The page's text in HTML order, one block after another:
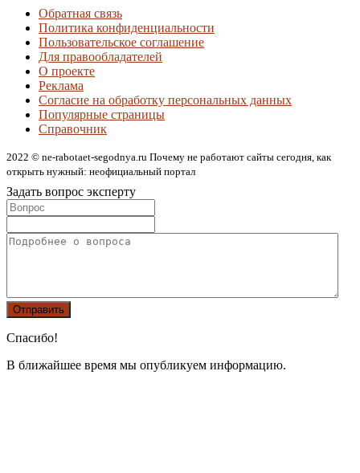
Обратная связь
Политика конфиденциальности
Пользовательское соглашение
Для правообладателей
О проекте
Реклама
Согласие на обработку персональных данных
Популярные страницы
Справочник
2022 © ne-rabotaet-segodnya.ru Почему не работают сайты сегодня, как
открыть нужный: неофициальный портал
Задать вопрос эксперту
Спасибо!
В ближайшее время мы опубликуем информацию.